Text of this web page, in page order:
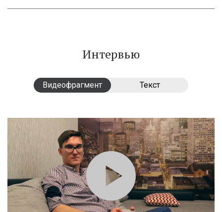
Интервью
Видеофрагмент Текст
Видеофрагмент Текст